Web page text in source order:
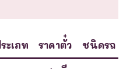
ะเภท ราคาตั๋ว ชนิดรถ